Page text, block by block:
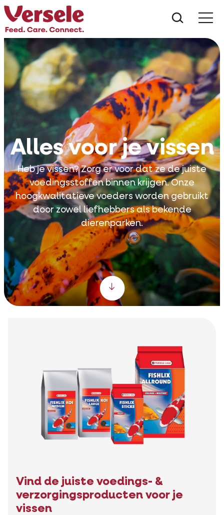
Alles voor je vissen
Heb je vissen? Zorg er voor dat ze de juiste
voedingsstoffen binnen krijgen. Onze
hoogkwalitatieve voeders worden gebruikt
door zowel liefhebbers als bekende
dierenparken.
Scroll down
Vind de juiste voedings- &
verzorgingsproducten voor je
vissen